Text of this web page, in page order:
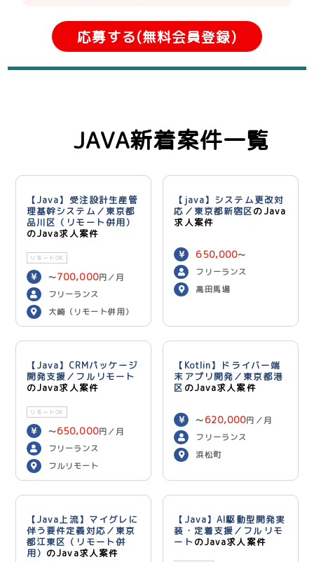
応募する(無料会員登録)
JAVA新着案件一覧
【Java】受注設計生産管
理基幹システム／東京都
品川区（リモート併用）
のJava求人案件
リモートOK
〜700,000円／月
フリーランス
大崎（リモート併用）
【java】システム更改対
応／東京都新宿区のJava
求人案件
650,000〜
750,000 円／月
フリーランス
高田馬場
【Java】CRMパッケージ
開発支援／フルリモート
のJava求人案件
リモートOK
〜650,000円／月
フリーランス
フルリモート
【Kotlin】ドライバー端
末アプリ開発／東京都港
区 のJava求人案件
〜 620,000円／月
フリーランス
浜松町
【Java上流】マイグレに
伴う要件定義対応／東京
都江東区（リモート併
用） のJava求人案件
【Java】AI駆動型開発実
装・定着支援／フルリモ
ートのJava求人案件